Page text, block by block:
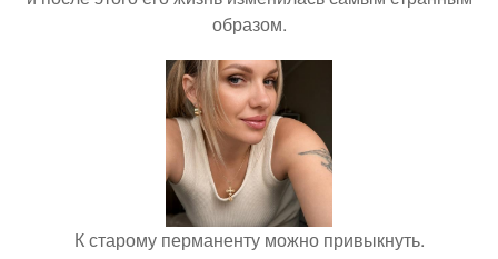
образом.
К старому перманенту можно привыкнуть.